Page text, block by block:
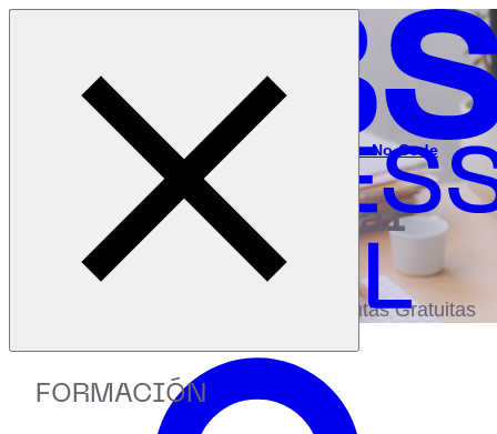
FORMACIÓN
Inicio
Recursos
Prototipado ágil a través de plataformas No-Code
bibliotecadigital
Accede a más de 150 Recursos, Guías,
eBooks,Plantillas, Estudios y Herramientas Gratuitas